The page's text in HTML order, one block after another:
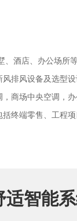
、酒店、办公场所
排风设备及选型
商场中央空调，
终端零售、工程
智能